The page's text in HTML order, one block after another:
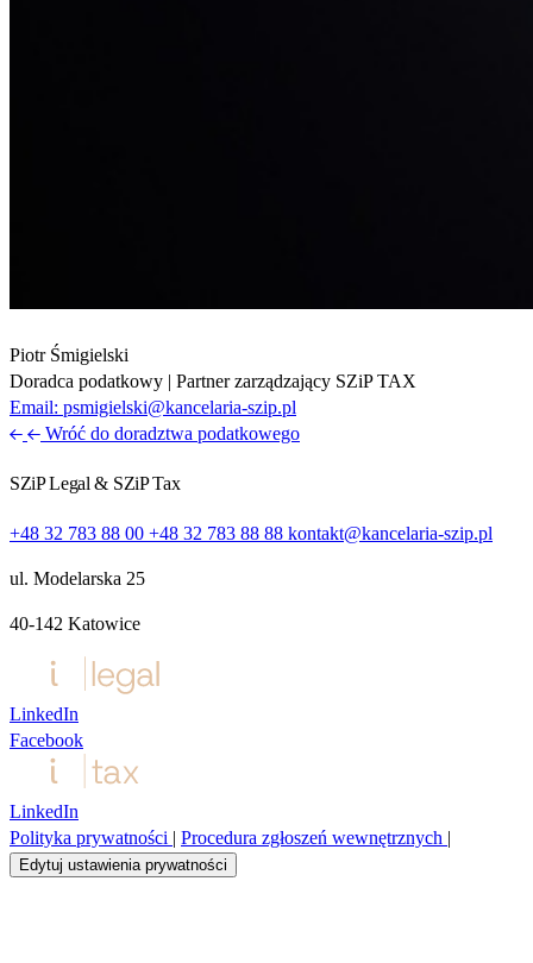
Piotr Śmigielski
Doradca podatkowy | Partner zarządzający SZiP TAX
Email: psmigielski@kancelaria-szip.pl
Wróć do doradztwa podatkowego
SZiP Legal & SZiP Tax
+48 32 783 88 00 +48 32 783 88 88 kontakt@kancelaria-szip.pl
ul. Modelarska 25
40‑142 Katowice
LinkedIn
Facebook
LinkedIn
Polityka prywatności | Procedura zgłoszeń wewnętrznych |
Edytuj ustawienia prywatności